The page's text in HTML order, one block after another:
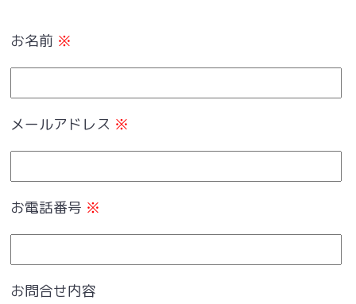
お名前 ※
メールアドレス ※
お電話番号 ※
お問合せ内容